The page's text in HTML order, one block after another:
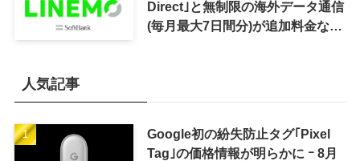
Direct｣と無制限の海外データ通信
(毎月最大7日間分)が追加料金なし
人気記事
Google初の紛失防止タグ｢Pixel
Tag｣の価格情報が明らかに ｰ 8月